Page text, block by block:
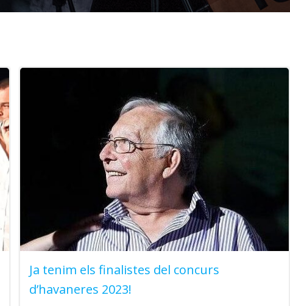
Ja tenim els finalistes del concurs
d’havaneres 2023!